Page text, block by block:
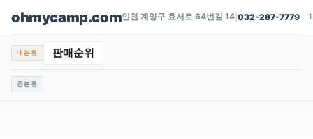
ohmycamp.com인천 계양구 효서로 64번길 14 |032-287-7779
대분류 판매순위
중분류